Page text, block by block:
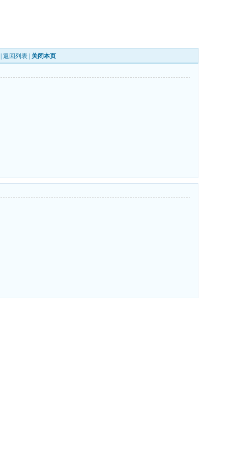
返回列表 关闭本页